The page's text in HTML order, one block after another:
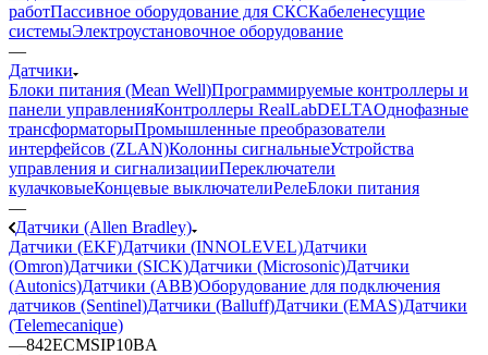
работПассивное оборудование для СКСКабеленесущие
системыЭлектроустановочное оборудование
—
Датчики
Блоки питания (Mean Well)Программируемые контроллеры и
панели управленияКонтроллеры RealLabDELTAОднофазные
трансформаторыПромышленные преобразователи
интерфейсов (ZLAN)Колонны сигнальныеУстройства
управления и сигнализацииПереключатели
кулачковыеКонцевые выключателиРелеБлоки питания
—
Датчики (Allen Bradley)
Датчики (EKF)Датчики (INNOLEVEL)Датчики
(Omron)Датчики (SICK)Датчики (Microsonic)Датчики
(Autonics)Датчики (ABB)Оборудование для подключения
датчиков (Sentinel)Датчики (Balluff)Датчики (EMAS)Датчики
(Telemecanique)
—842ECMSIP10BA